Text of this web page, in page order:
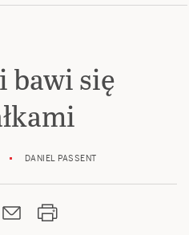
bawi się
DANIEL PASSENT